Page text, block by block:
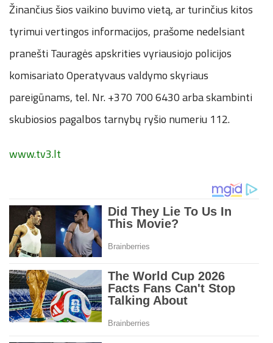
Žinančius šios vaikino buvimo vietą, ar turinčius kitos
tyrimui vertingos informacijos, prašome nedelsiant
pranešti Tauragės apskrities vyriausiojo policijos
komisariato Operatyvaus valdymo skyriaus
pareigūnams, tel. Nr. +370 700 6430 arba skambinti
skubiosios pagalbos tarnybų ryšio numeriu 112.
www.tv3.lt